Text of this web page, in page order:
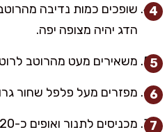
שופכים כמות נדיבה
הדג יהיה מצופה יפה.
משאירים מעט מהרוטב
מפזרים מעל פלפל שחור